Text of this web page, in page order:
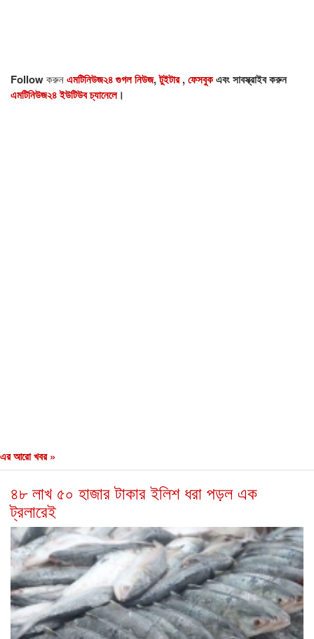
Followকরুনএমটিনিউজ২৪ গুগল নিউজ,টুইটার,ফেসবুকএবং সাবস্ক্রাইব করুন
এমটিনিউজ২৪ ইউটিউব চ্যানেলে।
এর আরো খবর »
৪৮ লাখ ৫০ হাজার টাকার ইলিশ ধরা পড়ল এক
ট্রলারেই